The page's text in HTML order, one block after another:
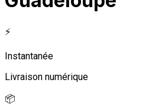
⚡
Instantanée
Livraison numérique
📦